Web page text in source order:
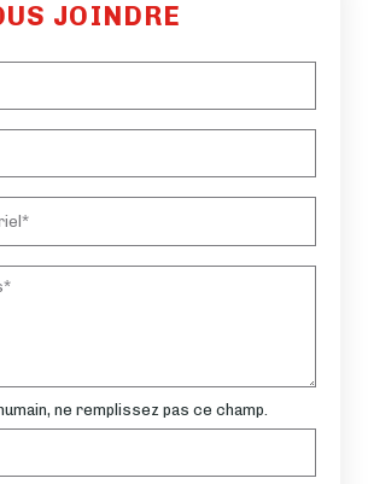
JOINDRE
ne remplissez pas ce champ.